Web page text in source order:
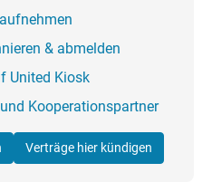
& abmelden
United Kiosk
Kooperationspartner
Verträge hier kündigen